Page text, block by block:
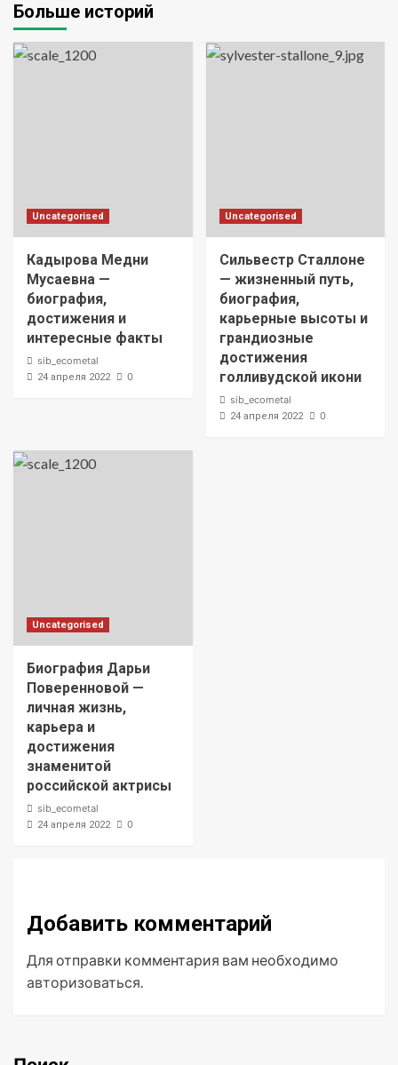
Больше историй
Uncategorised
Кадырова Медни
Мусаевна —
биография,
достижения и
интересные факты
sib_ecometal
24 апреля 2022 0
Uncategorised
Сильвестр Сталлоне
— жизненный путь,
биография,
карьерные высоты и
грандиозные
достижения
голливудской икони
sib_ecometal
24 апреля 2022 0
Uncategorised
Биография Дарьи
Поверенновой —
личная жизнь,
карьера и
достижения
знаменитой
российской актрисы
sib_ecometal
24 апреля 2022 0
Добавить комментарий
Для отправки комментария вам необходимо
авторизоваться.